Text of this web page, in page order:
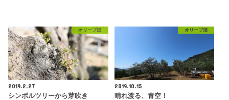
オリーブ畑
2019.2.27
シンボルツリーから芽吹き
オリーブ畑
2019.10.15
晴れ渡る、青空！